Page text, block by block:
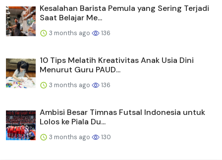
Kesalahan Barista Pemula yang Sering Terjadi
Saat Belajar Me...
3 months ago 136
10 Tips Melatih Kreativitas Anak Usia Dini
Menurut Guru PAUD...
3 months ago 136
Ambisi Besar Timnas Futsal Indonesia untuk
Lolos ke Piala Du...
3 months ago 130